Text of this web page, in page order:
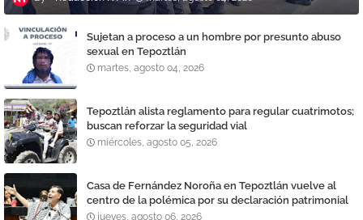
Sujetan a proceso a un hombre por presunto abuso
sexual en Tepoztlán
martes, agosto 04, 2026
Tepoztlán alista reglamento para regular cuatrimotos;
buscan reforzar la seguridad vial
miércoles, agosto 05, 2026
Casa de Fernández Noroña en Tepoztlán vuelve al
centro de la polémica por su declaración patrimonial
jueves, agosto 06, 2026